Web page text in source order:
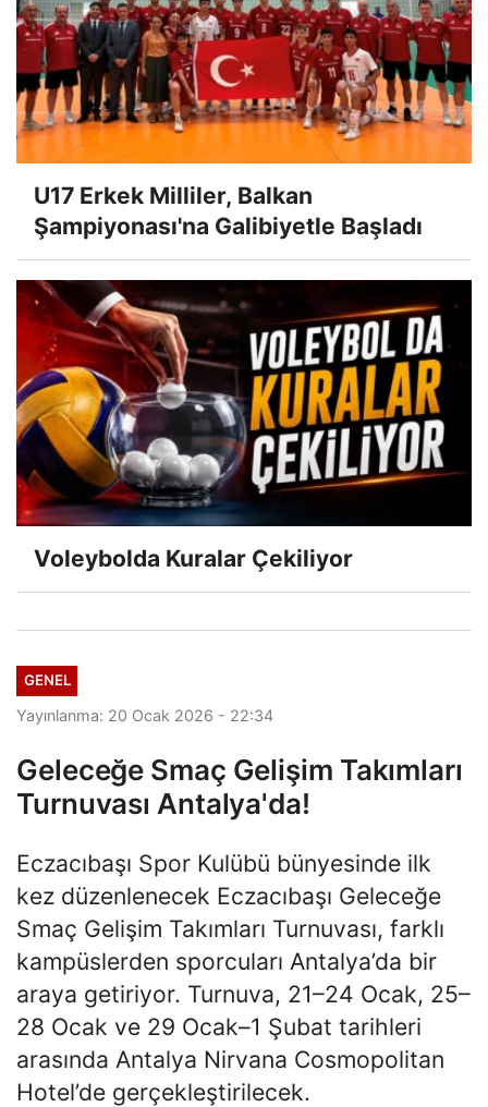
U17 Erkek Milliler, Balkan
Şampiyonası'na Galibiyetle Başladı
Voleybolda Kuralar Çekiliyor
GENEL
Yayınlanma: 20 Ocak 2026 - 22:34
Geleceğe Smaç Gelişim Takımları
Turnuvası Antalya'da!
Eczacıbaşı Spor Kulübü bünyesinde ilk
kez düzenlenecek Eczacıbaşı Geleceğe
Smaç Gelişim Takımları Turnuvası, farklı
kampüslerden sporcuları Antalya’da bir
araya getiriyor. Turnuva, 21–24 Ocak, 25–
28 Ocak ve 29 Ocak–1 Şubat tarihleri
arasında Antalya Nirvana Cosmopolitan
Hotel’de gerçekleştirilecek.